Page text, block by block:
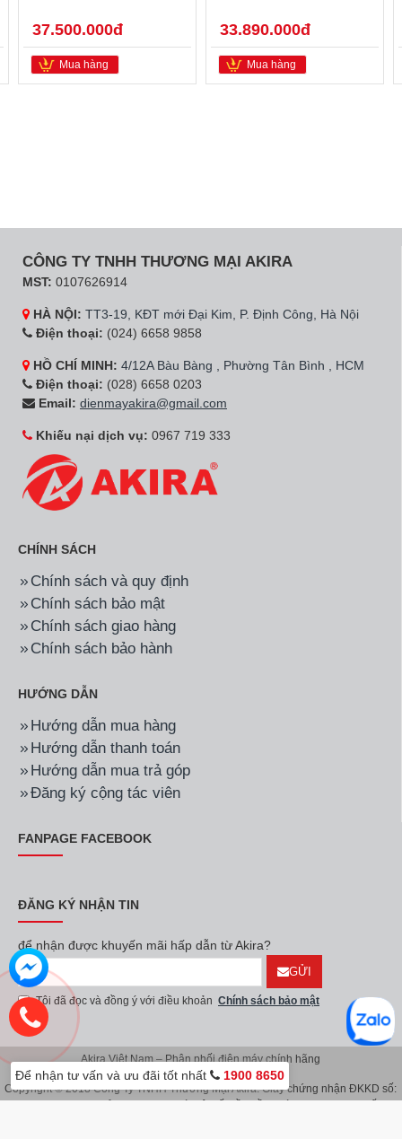
37.500.000đ
Mua hàng
33.890.000đ
Mua hàng
CÔNG TY TNHH THƯƠNG MẠI AKIRA
MST: 0107626914
HÀ NỘI: TT3-19, KĐT mới Đại Kim, P. Định Công, Hà Nội
Điện thoại: (024) 6658 9858
HỒ CHÍ MINH: 4/12A Bàu Bàng , Phường Tân Bình , HCM
Điện thoại: (028) 6658 0203
Email: dienmayakira@gmail.com
Khiếu nại dịch vụ: 0967 719 333
CHÍNH SÁCH
Chính sách và quy định
Chính sách bảo mật
Chính sách giao hàng
Chính sách bảo hành
HƯỚNG DẪN
Hướng dẫn mua hàng
Hướng dẫn thanh toán
Hướng dẫn mua trả góp
Đăng ký cộng tác viên
FANPAGE FACEBOOK
ĐĂNG KÝ NHẬN TIN
để nhận được khuyến mãi hấp dẫn từ Akira?
GỬI
Tôi đã đọc và đồng ý với điều khoản Chính sách bảo mật
Akira Việt Nam – Phân phối điện máy chính hãng
Copyright © 2018 Công Ty TNHH Thương Mại Akira. Giấy chứng nhận ĐKKD số:
Để nhận tư vấn và ưu đãi tốt nhất 1900 8650